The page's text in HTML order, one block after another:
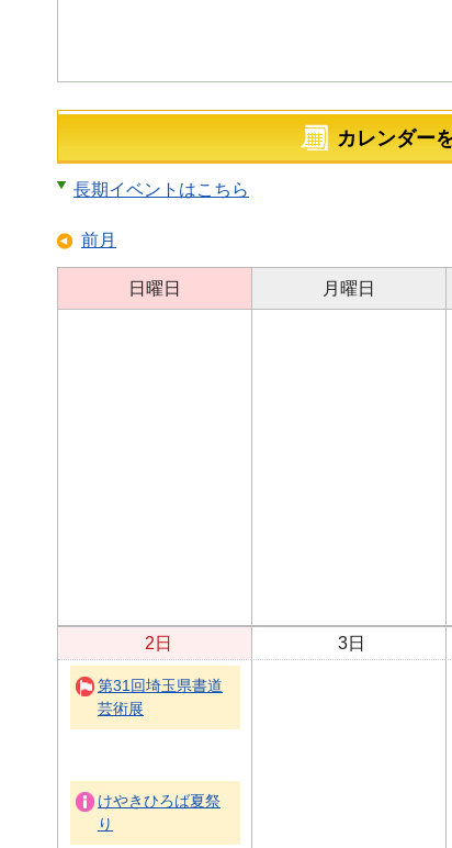
カレンダー
長期イベントはこちら
前月
日曜日 月曜日
2日 3日
第31回埼玉県書道
芸術展
けやきひろば夏祭
り